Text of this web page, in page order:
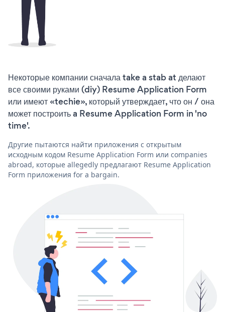
Некоторые компании сначала take a stab at делают
все своими руками (diy) Resume Application Form
или имеют «techie», который утверждает, что он / она
может построить a Resume Application Form in 'no
time'.
Другие пытаются найти приложения с открытым
исходным кодом Resume Application Form или companies
abroad, которые allegedly предлагают Resume Application
Form приложения for a bargain.